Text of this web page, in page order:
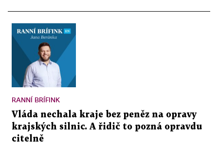
RANNÍ BRÍFINK
Vláda nechala kraje bez peněz na opravy
krajských silnic. A řidič to pozná opravdu
citelně